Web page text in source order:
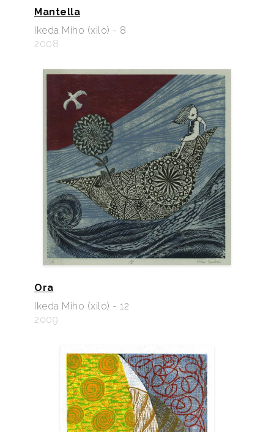
Mantella
Ikeda Miho (xilo) - 8
2008
Ora
Ikeda Miho (xilo) - 12
2009